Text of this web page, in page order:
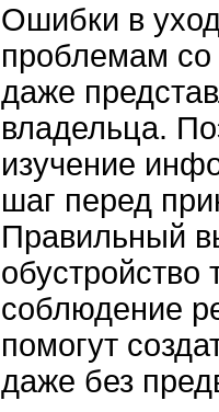
Ошибки в
проблемам со
даже
владельца.
изучение
шаг перед
Правильный
обустройство
соблюдение
помогут
даже без